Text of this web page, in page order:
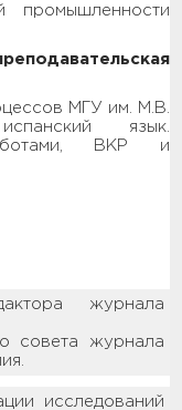
промышленности
МГУ им. М.В.
язык.
ВКР и
журнала
совета журнала
исследований